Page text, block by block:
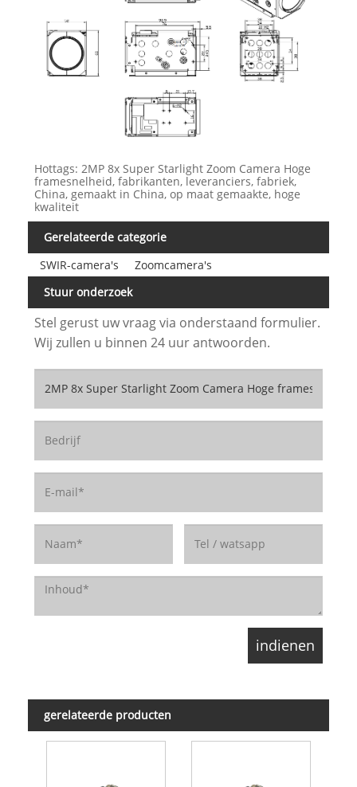
Hottags: 2MP 8x Super Starlight Zoom Camera Hoge
framesnelheid, fabrikanten, leveranciers, fabriek,
China, gemaakt in China, op maat gemaakte, hoge
kwaliteit
Gerelateerde categorie
SWIR-camera's
Zoomcamera's
Stuur onderzoek
Stel gerust uw vraag via onderstaand formulier.
Wij zullen u binnen 24 uur antwoorden.
gerelateerde producten